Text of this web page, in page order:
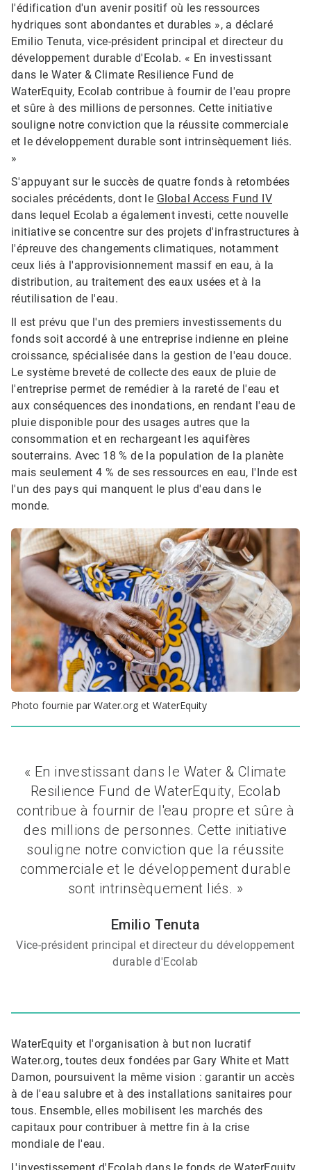
l'édification d'un avenir positif où les ressources
hydriques sont abondantes et durables », a déclaré
Emilio Tenuta, vice-président principal et directeur du
développement durable d'Ecolab. « En investissant
dans le Water & Climate Resilience Fund de
WaterEquity, Ecolab contribue à fournir de l'eau propre
et sûre à des millions de personnes. Cette initiative
souligne notre conviction que la réussite commerciale
et le développement durable sont intrinsèquement liés.
»
S'appuyant sur le succès de quatre fonds à retombées
sociales précédents, dont le Global Access Fund IV
dans lequel Ecolab a également investi, cette nouvelle
initiative se concentre sur des projets d'infrastructures à
l'épreuve des changements climatiques, notamment
ceux liés à l'approvisionnement massif en eau, à la
distribution, au traitement des eaux usées et à la
réutilisation de l'eau.
Il est prévu que l'un des premiers investissements du
fonds soit accordé à une entreprise indienne en pleine
croissance, spécialisée dans la gestion de l'eau douce.​​​​​​​
Le système breveté de collecte des eaux de pluie de
l'entreprise permet de remédier à la rareté de l'eau et
aux conséquences des inondations, en rendant l'eau de
pluie disponible pour des usages autres que la
consommation et en rechargeant les aquifères
souterrains.​​​​​​​ Avec 18 % de la population de la planète
mais seulement 4 % de ses ressources en eau, l'Inde est
l'un des pays qui manquent le plus d'eau dans le
monde.​​​​​​​
Photo fournie par Water.org et WaterEquity​​​​​​​
« En investissant dans le Water & Climate
Resilience Fund de WaterEquity, Ecolab
contribue à fournir de l'eau propre et sûre à
des millions de personnes. Cette initiative
souligne notre conviction que la réussite
commerciale et le développement durable
sont intrinsèquement liés. »
Emilio Tenuta
Vice-président principal et directeur du développement
durable d'Ecolab
WaterEquity et l'organisation à but non lucratif
Water.org, toutes deux fondées par Gary White et Matt
Damon, poursuivent la même vision : garantir un accès
à de l'eau salubre et à des installations sanitaires pour
tous. Ensemble, elles mobilisent les marchés des
capitaux pour contribuer à mettre fin à la crise
mondiale de l'eau.​​​​​​​